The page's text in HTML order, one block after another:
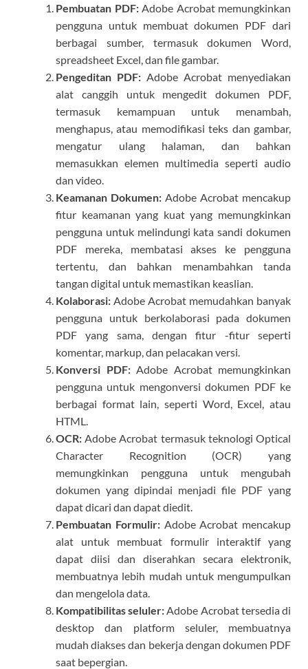
Pembuatan PDF:Adobe Acrobat memungkinkan
pengguna untuk membuat dokumen PDF dari
berbagai sumber, termasuk dokumen Word,
spreadsheet Excel, dan file gambar.
Pengeditan PDF: Adobe Acrobat menyediakan
alat canggih untuk mengedit dokumen PDF,
termasuk kemampuan untuk menambah,
menghapus, atau memodifikasi teks dan gambar,
mengatur ulang halaman, dan bahkan
memasukkan elemen multimedia seperti audio
dan video.
Keamanan Dokumen: Adobe Acrobat mencakup
fitur keamanan yang kuat yang memungkinkan
pengguna untuk melindungi kata sandi dokumen
PDF mereka, membatasi akses ke pengguna
tertentu, dan bahkan menambahkan tanda
tangan digital untuk memastikan keaslian.
Kolaborasi: Adobe Acrobat memudahkan banyak
pengguna untuk berkolaborasi pada dokumen
PDF yang sama, dengan fitur -fitur seperti
komentar, markup, dan pelacakan versi.
Konversi PDF:Adobe Acrobat memungkinkan
pengguna untuk mengonversi dokumen PDF ke
berbagai format lain, seperti Word, Excel, atau
HTML.
OCR: Adobe Acrobat termasuk teknologi Optical
Character Recognition (OCR) yang
memungkinkan pengguna untuk mengubah
dokumen yang dipindai menjadi file PDF yang
dapat dicari dan dapat diedit.
Pembuatan Formulir:Adobe Acrobat mencakup
alat untuk membuat formulir interaktif yang
dapat diisi dan diserahkan secara elektronik,
membuatnya lebih mudah untuk mengumpulkan
dan mengelola data.
Kompatibilitas seluler: Adobe Acrobat tersedia di
desktop dan platform seluler, membuatnya
mudah diakses dan bekerja dengan dokumen PDF
saat bepergian.